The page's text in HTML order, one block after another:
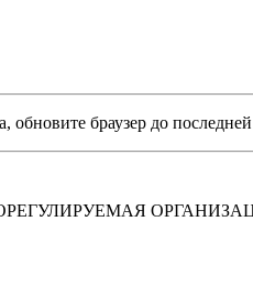
браузер до